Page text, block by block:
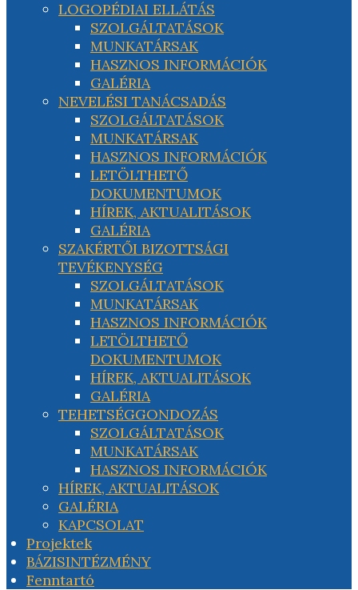
LOGOPÉDIAI ELLÁTÁS
SZOLGÁLTATÁSOK
MUNKATÁRSAK
HASZNOS INFORMÁCIÓK
GALÉRIA
NEVELÉSI TANÁCSADÁS
SZOLGÁLTATÁSOK
MUNKATÁRSAK
HASZNOS INFORMÁCIÓK
LETÖLTHETŐ
DOKUMENTUMOK
HÍREK, AKTUALITÁSOK
GALÉRIA
SZAKÉRTŐI BIZOTTSÁGI
TEVÉKENYSÉG
SZOLGÁLTATÁSOK
MUNKATÁRSAK
HASZNOS INFORMÁCIÓK
LETÖLTHETŐ
DOKUMENTUMOK
HÍREK, AKTUALITÁSOK
GALÉRIA
TEHETSÉGGONDOZÁS
SZOLGÁLTATÁSOK
MUNKATÁRSAK
HASZNOS INFORMÁCIÓK
HÍREK, AKTUALITÁSOK
GALÉRIA
KAPCSOLAT
Projektek
BÁZISINTÉZMÉNY
Fenntartó